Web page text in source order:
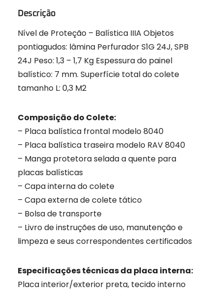
Descrição
Nível de Proteção – Balística IIIA Objetos
pontiagudos: lâmina Perfurador S1G 24J, SPB
24J Peso: 1,3 – 1,7 Kg Espessura do painel
balístico: 7 mm. Superfície total do colete
tamanho L: 0,3 M2
Composição do Colete:
– Placa balística frontal modelo 8040
– Placa balística traseira modelo RAV 8040
– Manga protetora selada a quente para
placas balísticas
– Capa interna do colete
– Capa externa de colete tático
– Bolsa de transporte
– Livro de instruções de uso, manutenção e
limpeza e seus correspondentes certificados
Especificações técnicas da placa interna:
Placa interior/exterior preta, tecido interno